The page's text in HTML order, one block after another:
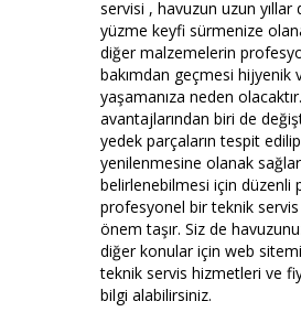
servisi , havuzun uzun
yüzme keyfi sürmenize
diğer malzemelerin
bakımdan geçmesi hijyenik
yaşamanıza neden
avantajlarından biri de
yedek parçaların tespit
yenilenmesine olanak
belirlenebilmesi için düzenli
profesyonel bir teknik servis
önem taşır. Siz de
diğer konular için web
teknik servis hizmetleri ve
bilgi alabilirsiniz.